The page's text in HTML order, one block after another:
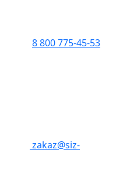
8 800 775-45-53
zakaz@siz-